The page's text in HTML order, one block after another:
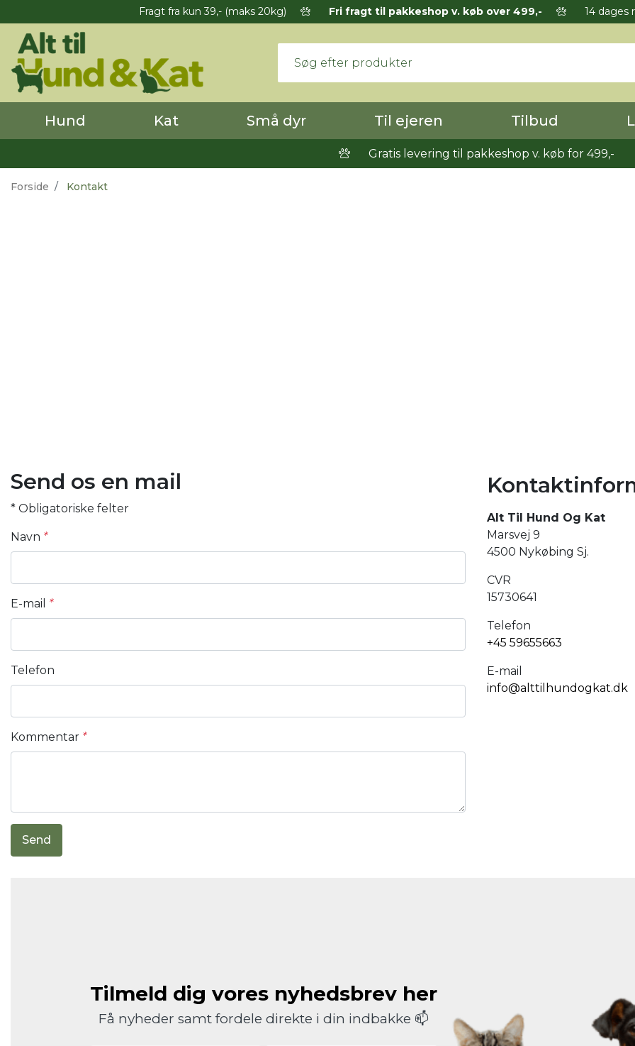
Fragt fra kun 39,- (maks 20kg) Fri fragt til pakkeshop v. køb over 499,- 14 dages
Hund Kat Små dyr Til ejeren Tilbud
Gratis levering til pakkeshop v. køb for 499,-
Forside Kontakt
Send os en mail
* Obligatoriske felter
Navn *
E-mail *
Telefon
Kommentar *
Send
Alt Til Hund Og Kat
Marsvej 9
4500 Nykøbing Sj.
CVR
15730641
Telefon
+45 59655663
E-mail
info@alttilhundogkat.dk
Tilmeld dig vores nyhedsbrev her
Få nyheder samt fordele direkte i din indbakke 📫